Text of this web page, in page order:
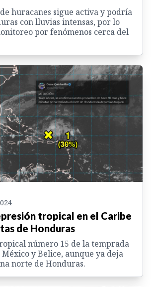
huracanes sigue activa y podría
con lluvias intensas, por lo
por fenómenos cerca del
tropical en el Caribe
de Honduras
número 15 de la temprada
y Belice, aunque ya deja
norte de Honduras.